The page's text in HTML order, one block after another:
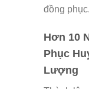
đồng phục.
Hơn 10
Phục
Lượng